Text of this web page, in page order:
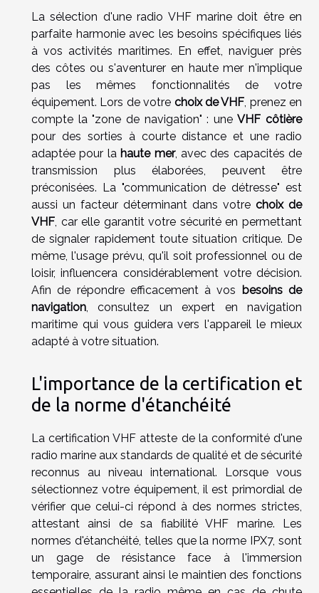
La sélection d'une radio VHF marine doit être en
parfaite harmonie avec les besoins spécifiques liés
à vos activités maritimes. En effet, naviguer près
des côtes ou s'aventurer en haute mer n'implique
pas les mêmes fonctionnalités de votre
équipement. Lors de votre choix de VHF, prenez en
compte la "zone de navigation" : uneVHF côtière
pour des sorties à courte distance et une radio
adaptée pour la haute mer, avec des capacités de
transmission plus élaborées, peuvent être
préconisées. La "communication de détresse" est
aussi un facteur déterminant dans votre choix de
VHF, car elle garantit votre sécurité en permettant
de signaler rapidement toute situation critique. De
même, l'usage prévu, qu'il soit professionnel ou de
loisir, influencera considérablement votre décision.
Afin de répondre efficacement à vos besoins de
navigation, consultez un expert en navigation
maritime qui vous guidera vers l'appareil le mieux
adapté à votre situation.
L'importance de la certification et
de la norme d'étanchéité
La certification VHF atteste de la conformité d'une
radio marine aux standards de qualité et de sécurité
reconnus au niveau international. Lorsque vous
sélectionnez votre équipement, il est primordial de
vérifier que celui-ci répond à des normes strictes,
attestant ainsi de sa fiabilité VHF marine. Les
normes d'étanchéité, telles que la norme IPX7, sont
un gage de résistance face à l'immersion
temporaire, assurant ainsi le maintien des fonctions